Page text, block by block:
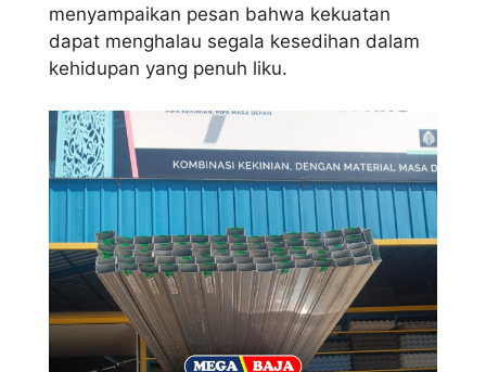
menyampaikan pesan bahwa kekuatan
dapat menghalau segala kesedihan dalam
kehidupan yang penuh liku.